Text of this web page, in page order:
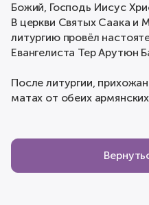
Божий, Господь Иисус
В церкви Святых Саака и
литургию провёл
Евангелиста Тер Арутюн
После литургии,
матах от обеих